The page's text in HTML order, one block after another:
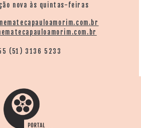
nova às quintas-feiras
(51) 3136 5233